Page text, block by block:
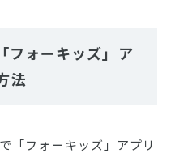
フォーキッズ」ア
法
「フォーキッズ」アプリ